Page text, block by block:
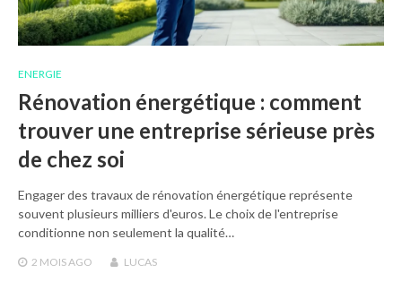
ENERGIE
Rénovation énergétique : comment
trouver une entreprise sérieuse près
de chez soi
Engager des travaux de rénovation énergétique représente
souvent plusieurs milliers d'euros. Le choix de l'entreprise
conditionne non seulement la qualité…
2 MOIS AGO LUCAS